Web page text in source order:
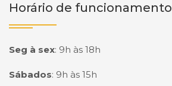
Horário de funcionamento
Seg à sex: 9h às 18h
Sábados: 9h às 15h